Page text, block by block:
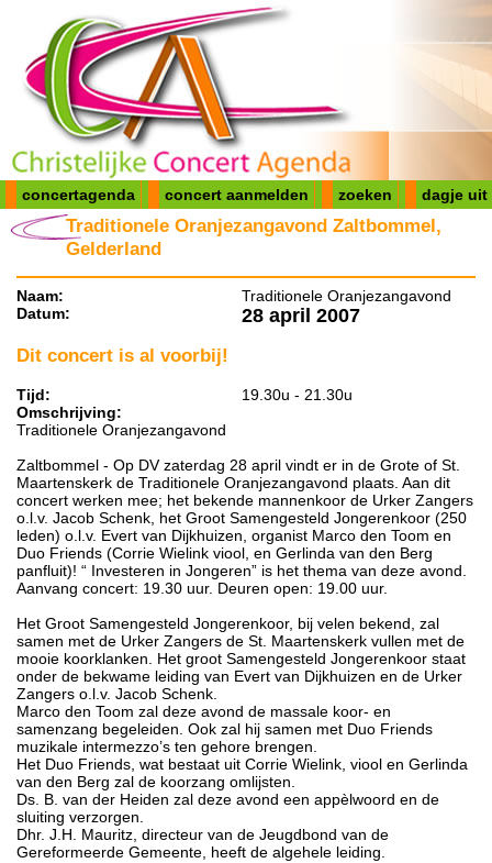
concertagenda concert aanmelden zoeken dagje uit
Traditionele Oranjezangavond Zaltbommel,
Gelderland
Naam:
Traditionele Oranjezangavond
Datum:
28 april 2007
Dit concert is al voorbij!
Tijd:
19.30u - 21.30u
Omschrijving:
Traditionele Oranjezangavond
Zaltbommel - Op DV zaterdag 28 april vindt er in de Grote of St.
Maartenskerk de Traditionele Oranjezangavond plaats. Aan dit
concert werken mee; het bekende mannenkoor de Urker Zangers
o.l.v. Jacob Schenk, het Groot Samengesteld Jongerenkoor (250
leden) o.l.v. Evert van Dijkhuizen, organist Marco den Toom en
Duo Friends (Corrie Wielink viool, en Gerlinda van den Berg
panfluit)! “ Investeren in Jongeren” is het thema van deze avond.
Aanvang concert: 19.30 uur. Deuren open: 19.00 uur.
Het Groot Samengesteld Jongerenkoor, bij velen bekend, zal
samen met de Urker Zangers de St. Maartenskerk vullen met de
mooie koorklanken. Het groot Samengesteld Jongerenkoor staat
onder de bekwame leiding van Evert van Dijkhuizen en de Urker
Zangers o.l.v. Jacob Schenk.
Marco den Toom zal deze avond de massale koor- en
samenzang begeleiden. Ook zal hij samen met Duo Friends
muzikale intermezzo’s ten gehore brengen.
Het Duo Friends, wat bestaat uit Corrie Wielink, viool en Gerlinda
van den Berg zal de koorzang omlijsten.
Ds. B. van der Heiden zal deze avond een appèlwoord en de
sluiting verzorgen.
Dhr. J.H. Mauritz, directeur van de Jeugdbond van de
Gereformeerde Gemeente, heeft de algehele leiding.